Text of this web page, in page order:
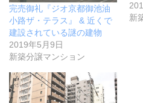
完売御礼『ジオ京都御池油
小路ザ・テラス』 & 近くで
建設されている謎の建物
2019年5月9日
新築分譲マンション
新